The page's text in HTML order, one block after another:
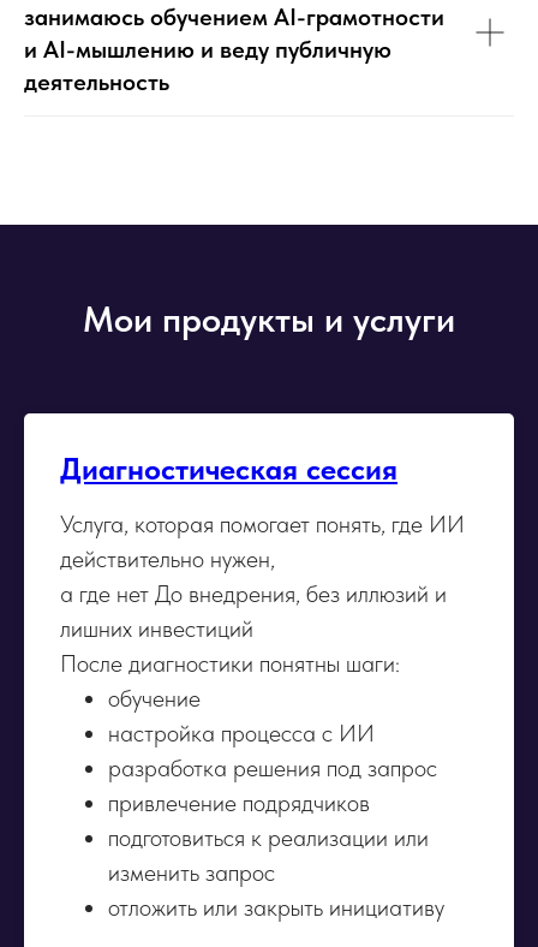
занимаюсь обучением AI-грамотности
и AI-мышлению и веду публичную
деятельность
Мои продукты и услуги
Диагностическая сессия
Услуга, которая помогает понять, где ИИ
действительно нужен,
а где нет До внедрения, без иллюзий и
лишних инвестиций
После диагностики понятны шаги:
обучение
настройка процесса с ИИ
разработка решения под запрос
привлечение подрядчиков
подготовиться к реализации или
изменить запрос
отложить или закрыть инициативу